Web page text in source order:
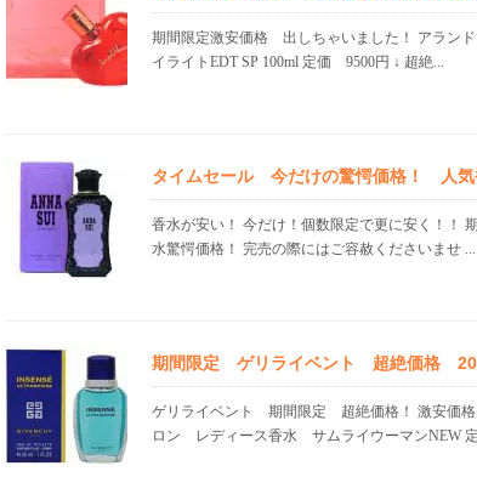
期間限定激安価格 出しちゃいました！ アラン
イライトEDT SP 100ml 定価 9500円 ↓ 超絶...
タイムセール 今だけの驚愕価格！ 人気
香水が安い！ 今だけ！個数限定で更に安く！
水驚愕価格！ 完売の際にはご容赦くださいませ ...
期間限定 ゲリライベント 超絶価格
ゲリライベント 期間限定 超絶価格！ 激安価格
ロン レディース香水 サムライウーマンNEW